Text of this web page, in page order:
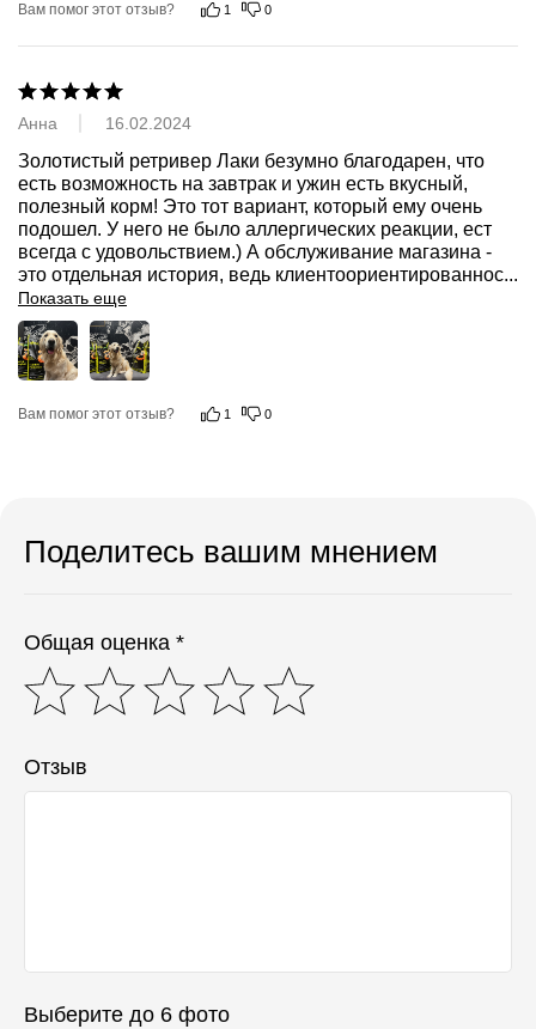
Вам помог этот отзыв? 1 0
Анна 16.02.2024
Золотистый ретривер Лаки безумно благодарен, что
есть возможность на завтрак и ужин есть вкусный,
полезный корм! Это тот вариант, который ему очень
подошел. У него не было аллергических реакции, ест
всегда с удовольствием.) А обслуживание магазина -
это отдельная история, ведь клиентоориентированнос...
Показать еще
Вам помог этот отзыв? 1 0
Поделитесь вашим мнением
Общая оценка *
Отзыв
Выберите до 6 фото